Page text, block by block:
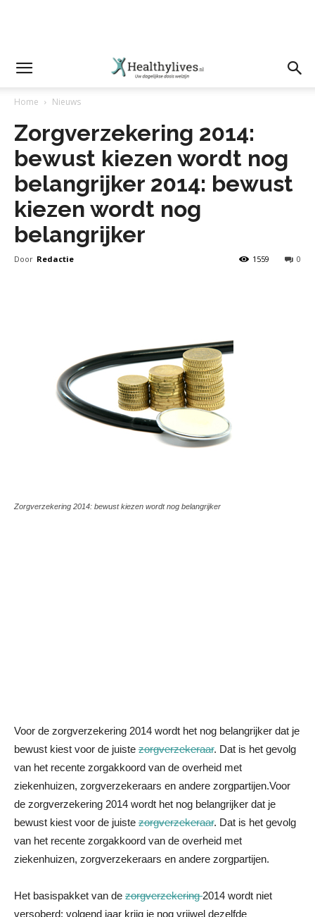
Home Nieuws
Zorgverzekering 2014:
bewust kiezen wordt nog
belangrijker 2014: bewust
kiezen wordt nog
belangrijker
Door Redactie 0
1559
Zorgverzekering 2014: bewust kiezen wordt nog belangrijker
Voor de zorgverzekering 2014 wordt het nog belangrijker dat je
bewust kiest voor de juiste zorgverzekeraar. Dat is het gevolg
van het recente zorgakkoord van de overheid met
ziekenhuizen, zorgverzekeraars en andere zorgpartijen.Voor
de zorgverzekering 2014 wordt het nog belangrijker dat je
bewust kiest voor de juiste zorgverzekeraar. Dat is het gevolg
van het recente zorgakkoord van de overheid met
ziekenhuizen, zorgverzekeraars en andere zorgpartijen.
Het basispakket van de zorgverzekering2014 wordt niet
versoberd; volgend jaar krijg je nog vrijwel dezelfde